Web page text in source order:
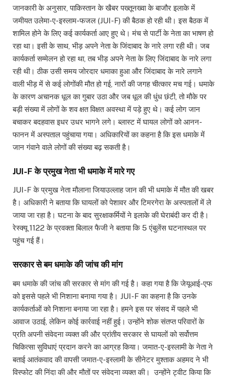
जानकारी के अनुसार, पाकिस्तान के खैबर पख्तूनख्वा के बाजौर इलाके में
जमीयत उलेमा-ए-इस्लाम-फजल (JUI-F) की बैठक हो रही थी। इस बैठक में
शामिल होने के लिए कई कार्यकर्ता आए हुए थे। मंच से पार्टी के नेता का भाषण हो
रहा था। इसी के साथ, भीड़ अपने नेता के जिंदाबाद के नारे लगा रही थी। जब
कार्यकर्ता सम्मेलन हो रहा था, तब भीड़ अपने नेता के लिए जिंदाबाद के नारे लगा
रही थी। ठीक उसी समय जोरदार धमाका हुआ और जिंदाबाद के नारे लगाने
वाली भीड़ में से कई लोगोंकी मौत हो गई, नारों की जगह चीत्कार मच गई। धमाके
के कारण अचानक धूल का गुबार उठा और जब धूल की धुंध छंटी, तो मौके पर
बड़ी संख्या में लोगों के शव क्षत विक्षत अवस्था में पड़े हुए थे। कई लोग जान
बचाकर बदहवास इधर उधर भागने लगे। ब्लास्ट में घायल लोगों को आनन-
फानन में अस्पताल पहुंचाया गया। अधिकारियों का कहना है कि इस धमाके में
जान गंवाने वाले लोगों की संख्या बढ़ सकती है।
JUI-F के प्रमुख नेता भी धमाके में मारे गए
JUI-F के प्रमुख नेता मौलाना जियाउल्लाह जान की भी धमाके में मौत की खबर
है। अधिकारी ने बताया कि घायलों को पेशावर और टिमरगेरा के अस्पतालों में ले
जाया जा रहा है। घटना के बाद सुरक्षाकर्मियों ने इलाके की घेराबंदी कर दी है।
रेस्क्यू 1122 के प्रवक्ता बिलाल फैजी ने बताया कि 5 एंबुलेंस घटनास्थल पर
पहुंच गई हैं।
सरकार से बम धमाके की जांच की मांग
बम धमाके की जांच की सरकार से मांग की गई है। कहा गया है कि जेयूआई-एफ
को इससे पहले भी निशाना बनाया गया है। JUI-F का कहना है कि उनके
कार्यकर्ताओं को निशाना बनाया जा रहा है। हमने इस पर संसद में पहले भी
आवाज उठाई, लेकिन कोई कार्रवाई नहीं हुई। उन्होंने शोक संतप्त परिवारों के
प्रति अपनी संवेदना व्यक्त की और प्रांतीय सरकार से घायलों को सर्वोत्तम
चिकित्सा सुविधाएं प्रदान करने का आग्रह किया। जमात-ए-इस्लामी के नेता ने
बताई आतंकवाद की वापसी जमात-ए-इस्लामी के सीनेटर मुश्ताक अहमद ने भी
विस्फोट की निंदा की और मौतों पर संवेदना व्यक्त की। उन्होंने ट्वीट किया कि